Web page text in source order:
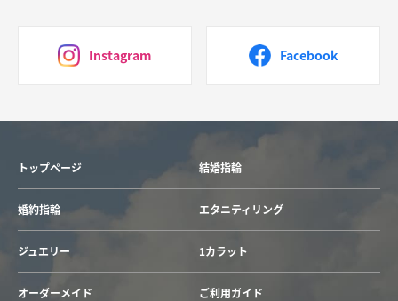
Instagram Facebook
トップページ 結婚指輪
婚約指輪 エタニティリング
ジュエリー 1カラット
オーダーメイド ご利用ガイド